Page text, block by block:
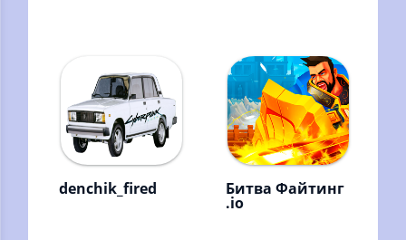
denchik_fired Битва Файтинг
.io